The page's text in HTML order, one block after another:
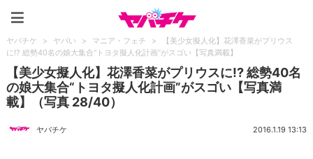
ヤバチケ > ヤバい > マニア・フェチ >
【美少女擬人化】花澤香菜がプリウス
に!? 総勢40名の娘大集合“トヨタ擬人化計画”がスゴい【写真満載】
【美少女擬人化】花澤香菜がプリウスに!? 総勢40名
の娘大集合“トヨタ擬人化計画”がスゴい【写真満
載】（写真 28/40）
ヤバチケ 2016.1.19 13:13